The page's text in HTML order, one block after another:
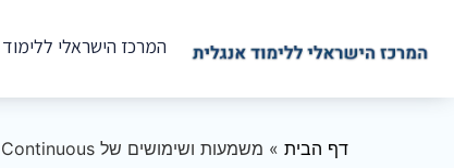
המרכז הישראלי
דף הבית » משמעות ושימושים של Future Perfect Continuous